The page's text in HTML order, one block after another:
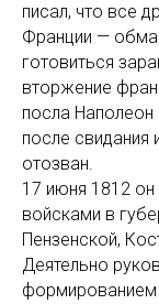
писал, что все
Франции —
готовиться
вторжение
посла Наполеон
после свидания
отозван.
17 июня 1812
войсками в
Пензенской,
Деятельно
формированием